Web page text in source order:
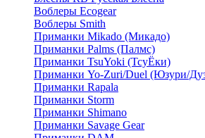
Воблеры Ecogear
Воблеры Smith
Приманки Mikado (Микадо)
Приманки Palms (Палмс)
Приманки TsuYoki (ТсуЁки)
Приманки Yo-Zuri/Duel (Юзури/
Приманки Rapala
Приманки Storm
Приманки Shimano
Приманки Savage Gear